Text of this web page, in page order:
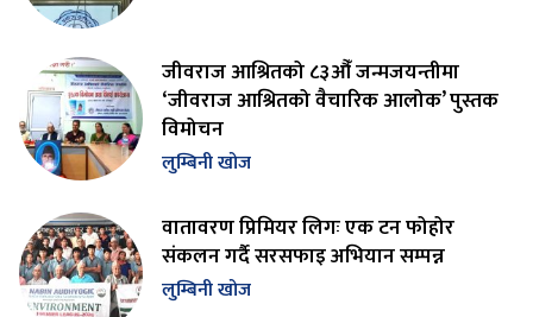
जीवराज आश्रितको ८३औँ जन्मजयन्तीमा
‘जीवराज आश्रितको वैचारिक आलोक’ पुस्तक
विमोचन
लुम्बिनी खोज
वातावरण प्रिमियर लिगः एक टन फोहोर
संकलन गर्दै सरसफाइ अभियान सम्पन्न
लुम्बिनी खोज